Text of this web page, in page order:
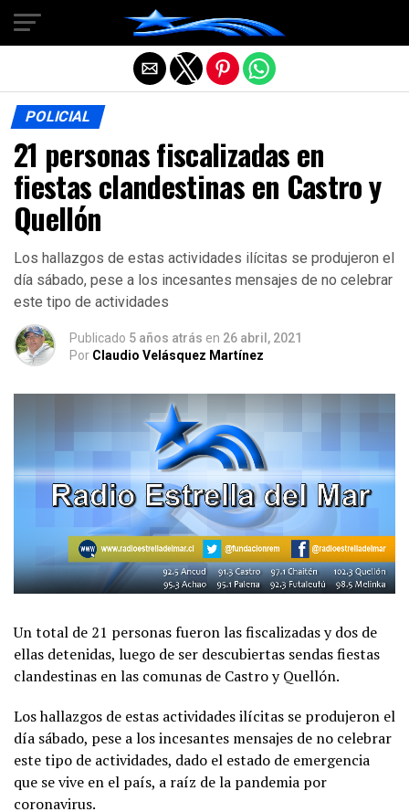
POLICIAL
21 personas fiscalizadas en
fiestas clandestinas en Castro y
Quellón
Los hallazgos de estas actividades ilícitas se produjeron el
día sábado, pese a los incesantes mensajes de no celebrar
este tipo de actividades
Publicado 5 años atrás en 26 abril, 2021
Por Claudio Velásquez Martínez
Un total de 21 personas fueron las fiscalizadas y dos de
ellas detenidas, luego de ser descubiertas sendas fiestas
clandestinas en las comunas de Castro y Quellón.
Los hallazgos de estas actividades ilícitas se produjeron el
día sábado, pese a los incesantes mensajes de no celebrar
este tipo de actividades, dado el estado de emergencia
que se vive en el país, a raíz de la pandemia por
coronavirus.
Salir de la versión móvil